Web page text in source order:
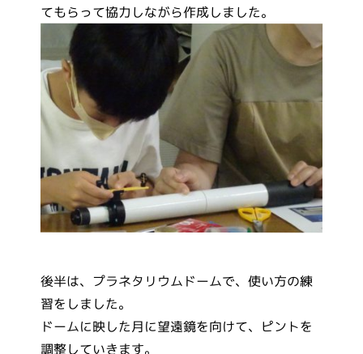
てもらって協力しながら作成しました。
後半は、プラネタリウムドームで、使い方の練
習をしました。
ドームに映した月に望遠鏡を向けて、ピントを
調整していきます。